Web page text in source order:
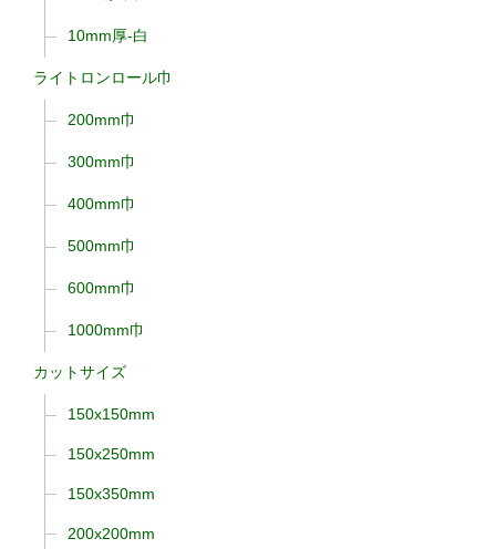
10mm厚-白
ライトロンロール巾
200mm巾
300mm巾
400mm巾
500mm巾
600mm巾
1000mm巾
カットサイズ
150x150mm
150x250mm
150x350mm
200x200mm